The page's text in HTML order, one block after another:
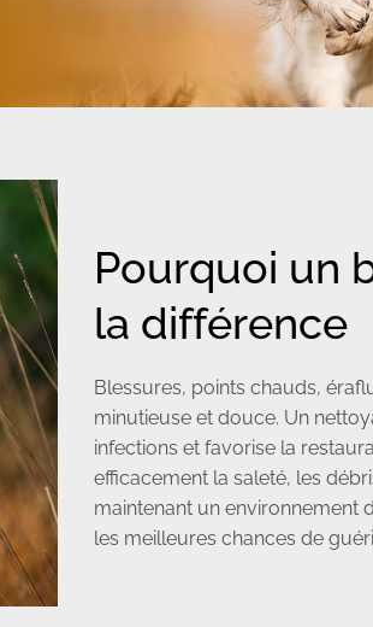
Pourquoi un
la différence
Blessures, points chauds,
minutieuse et douce. Un
infections et favorise la
efficacement la saleté, les
maintenant un environnement
les meilleures chances de